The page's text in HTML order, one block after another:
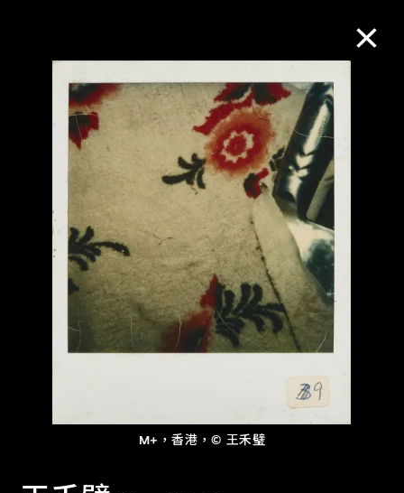
M+，香港，© 王禾璧
M+藏品
進一步篩選
關於M+藏品
探索世界頂級的二十及二十一世紀視覺